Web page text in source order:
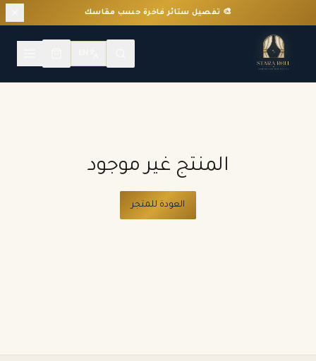
🎨 تفصيل ستائر فاخرة حسب مقاسك
المنتج غير موجود
العودة للمتجر